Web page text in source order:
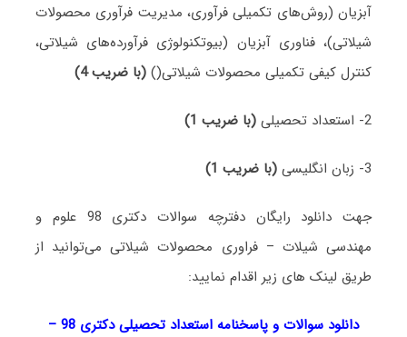
آبزیان (روش‌های تکمیلی فرآوری، مدیریت فرآوری محصولات
شیلاتی)، فناوری آبزیان (بیوتکنولوژی فرآورده‌های شیلاتی،
کنترل کیفی تکمیلی محصولات شیلاتی() (با ضریب 4)
2- استعداد تحصیلی (با ضریب 1)
3- زبان انگلیسی (با ضریب 1)
جهت دانلود رایگان دفترچه سوالات دکتری 98 علوم و
مهندسی شیلات – فراوری محصولات شیلاتی می‌توانید از
طریق لینک های زیر اقدام نمایید:
دانلود سوالات و پاسخنامه استعداد تحصیلی دکتری 98
–